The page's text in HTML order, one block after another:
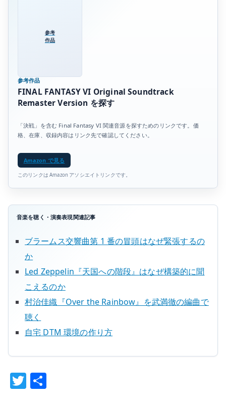
参考
作品
参考作品
FINAL FANTASY VI Original Soundtrack
Remaster Version を探す
「決戦」を含む Final Fantasy VI 関連音源を探すためのリンクです。価
格、在庫、収録内容はリンク先で確認してください。
Amazon で見る
このリンクは Amazon アソシエイトリンクです。
音楽を聴く・演奏表現関連記事
ブラームス交響曲第 1 番の冒頭はなぜ緊張するの
か
Led Zeppelin『天国への階段』はなぜ構築的に聞
こえるのか
村治佳織『Over the Rainbow』を武満徹の編曲で
聴く
自宅 DTM 環境の作り方
T